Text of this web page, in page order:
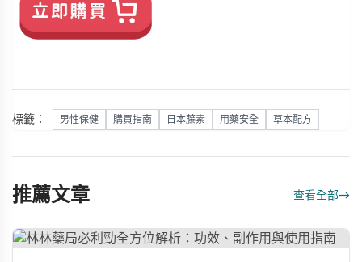
標籤： 男性保健 購買指南 日本藤素 用藥安全 草本配方
推薦文章 查看全部→